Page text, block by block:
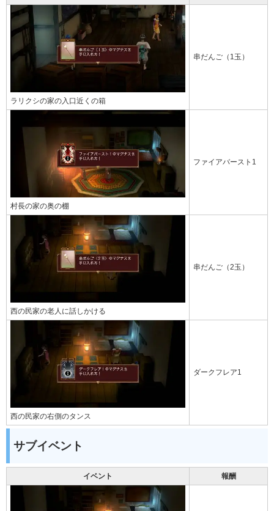
ラリクシの家の入口近くの箱
串だんご（1玉）
村長の家の奥の棚
ファイアバースト1
西の民家の老人に話しかける
串だんご（2玉）
西の民家の右側のタンス
ダークフレア1
サブイベント
イベント 報酬